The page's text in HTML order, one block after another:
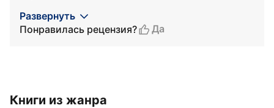
Развернуть
Понравилась рецензия?
Да
Книги из жанра